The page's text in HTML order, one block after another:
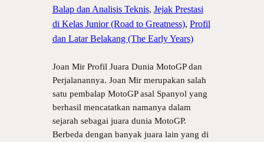
Balap dan Analisis Teknis, Jejak Prestasi
di Kelas Junior (Road to Greatness), Profil
dan Latar Belakang (The Early Years)
Joan Mir Profil Juara Dunia MotoGP dan
Perjalanannya. Joan Mir merupakan salah
satu pembalap MotoGP asal Spanyol yang
berhasil mencatatkan namanya dalam
sejarah sebagai juara dunia MotoGP.
Berbeda dengan banyak juara lain yang di